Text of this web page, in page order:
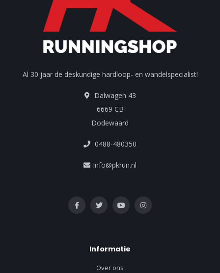
Al 30 jaar de deskundige hardloop- en wandelspecialist!
Dalwagen 43
6669 CB
Dodewaard
0488-480350
Info@pkrun.nl
Informatie
Over ons